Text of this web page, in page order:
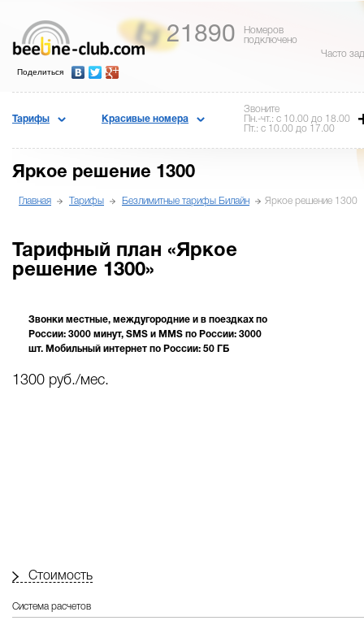
Поделиться
21890
Номеров
подключено
Часто
Тарифы Красивые номера
Звоните
Пн.-чт.: с 10.00 до 18.00
Пт.: с 10.00 до 17.00
Яркое решение 1300
Главная Тарифы Безлимитные тарифы Билайн Яркое решение 1300
Тарифный план «Яркое
решение 1300»
Звонки местные, междугородние и в поездках по
России: 3000 минут, SMS и MMS по России: 3000
шт. Мобильный интернет по России: 50 ГБ
1300 руб./мес.
Стоимость
Система расчетов